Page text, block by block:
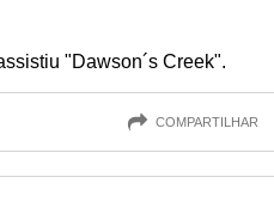
"Dawson´s Creek".
COMPARTILHAR